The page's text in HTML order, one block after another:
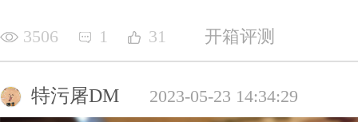
3506 1 31 开箱评测
特污屠DM 2023-05-23 14:34:29